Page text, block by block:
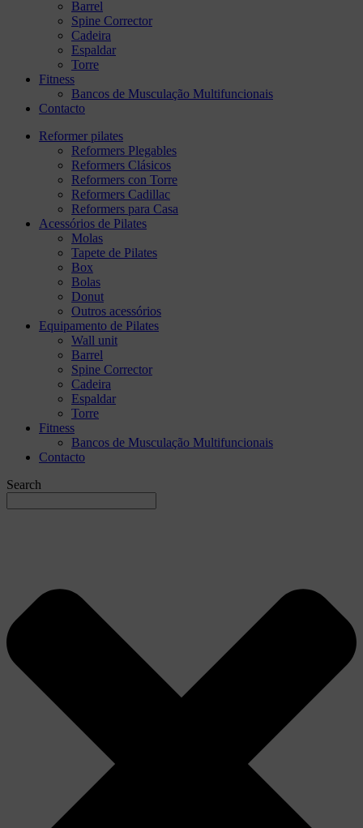
Barrel
Spine Corrector
Cadeira
Espaldar
Torre
Fitness
Bancos de Musculação Multifuncionais
Contacto
Reformer pilates
Reformers Plegables
Reformers Clásicos
Reformers con Torre
Reformers Cadillac
Reformers para Casa
Acessórios de Pilates
Molas
Tapete de Pilates
Box
Bolas
Donut
Outros acessórios
Equipamento de Pilates
Wall unit
Barrel
Spine Corrector
Cadeira
Espaldar
Torre
Fitness
Bancos de Musculação Multifuncionais
Contacto
Search